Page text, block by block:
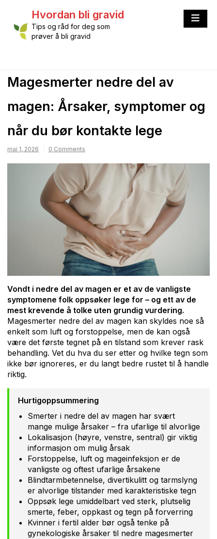
content
Hvordan bli gravid
Tips og råd for deg som
prøver å bli gravid
Magesmerter nedre del av
magen: Årsaker, symptomer og
når du bør kontakte lege
mai 1, 2026 0 Comments
Vondt i nedre del av magen er et av de vanligste
symptomene folk oppsøker lege for – og ett av de
mest krevende å tolke uten grundig vurdering.
Magesmerter nedre del av magen kan skyldes noe så
enkelt som luft og forstoppelse, men de kan også
være det første tegnet på en tilstand som krever rask
behandling. Vet du hva du ser etter og hvilke tegn som
ikke bør ignoreres, er du langt bedre rustet til å handle
riktig.
Hurtigoppsummering
Smerter i nedre del av magen har svært
mange mulige årsaker – fra ufarlige til alvorlige
Lokalisasjon (høyre, venstre, sentral) gir viktig
informasjon om mulig årsak
Forstoppelse, luft og mageinfeksjon er de
vanligste og oftest ufarlige årsakene
Blindtarmbetennelse, divertikulitt og tarmslyng
er alvorlige tilstander med karakteristiske tegn
Oppsøk lege umiddelbart ved sterk, plutselig
smerte, feber, oppkast og tegn på forverring
Kvinner i fertil alder bør også tenke på
gynekologiske årsaker til nedre magesmerter